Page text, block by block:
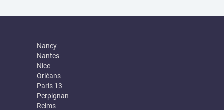
Nancy
Nantes
Nice
Orléans
Paris 13
Perpignan
Reims